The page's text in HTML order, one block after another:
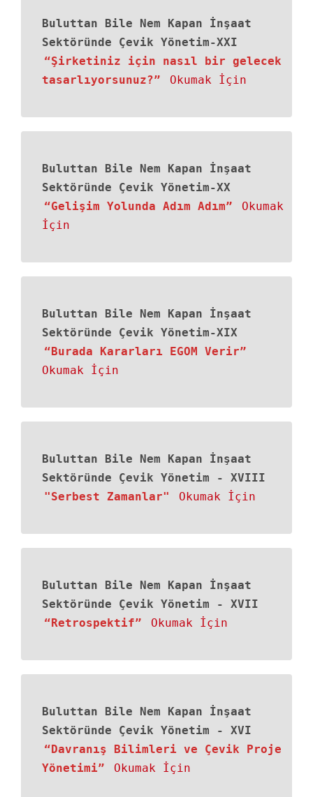
Buluttan Bile Nem Kapan İnşaat
Sektöründe Çevik Yönetim-XXI
“Şirketiniz için nasıl bir gelecek
tasarlıyorsunuz?”
Okumak İçin
Buluttan Bile Nem Kapan İnşaat
Sektöründe Çevik Yönetim-XX
“Gelişim Yolunda Adım Adım”
Okumak
İçin
Buluttan Bile Nem Kapan İnşaat
Sektöründe Çevik Yönetim-XIX
“Burada Kararları EGOM Verir”
Okumak İçin
Buluttan Bile Nem Kapan İnşaat
Sektöründe Çevik Yönetim - XVIII
"Serbest Zamanlar"
Okumak İçin
Buluttan Bile Nem Kapan İnşaat
Sektöründe Çevik Yönetim - XVII
“Retrospektif”
Okumak İçin
Buluttan Bile Nem Kapan İnşaat
Sektöründe Çevik Yönetim
- XVI
“Davranış Bilimleri ve Çevik Proje
Yönetimi”
Okumak İçin